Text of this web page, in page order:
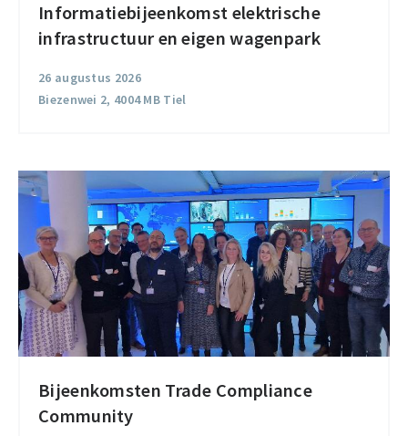
Informatiebijeenkomst elektrische
infrastructuur en eigen wagenpark
26 augustus 2026
Biezenwei 2, 4004 MB Tiel
Informatiebijeenkomst
elektrische
en
Bijeenkomsten Trade Compliance
Community
Bijeenkomsten
Trade